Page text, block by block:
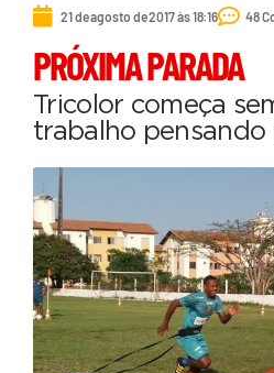
21 de agosto de 2017 às 18:16 48
PRÓXIMA PARADA
Tricolor começa
trabalho pensando